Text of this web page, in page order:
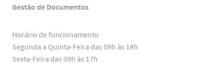
Gestão de Documentos
Horário de funcionamento
Segunda a Quinta-Feira das 09h às 18h
Sexta-Feira das 09h às 17h